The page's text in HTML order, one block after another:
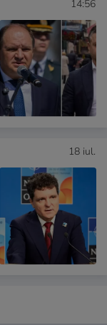
14:56
18 iul.